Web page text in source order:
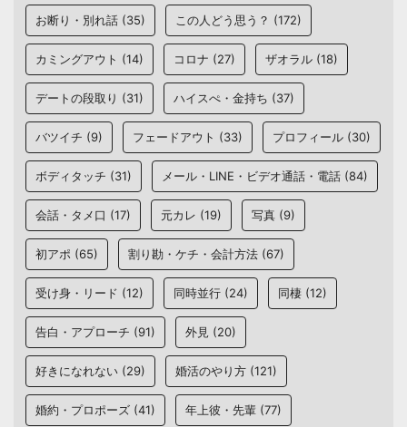
お断り・別れ話 (35) この人どう思う？ (172)
カミングアウト (14) コロナ (27) ザオラル (18)
デートの段取り (31) ハイスぺ・金持ち (37)
バツイチ (9) フェードアウト (33) プロフィール (30)
ボディタッチ (31) メール・LINE・ビデオ通話・電話 (84)
会話・タメ口 (17) 元カレ (19) 写真 (9)
初アポ (65) 割り勘・ケチ・会計方法 (67)
受け身・リード (12) 同時並行 (24) 同棲 (12)
告白・アプローチ (91) 外見 (20)
好きになれない (29) 婚活のやり方 (121)
婚約・プロポーズ (41) 年上彼・先輩 (77)